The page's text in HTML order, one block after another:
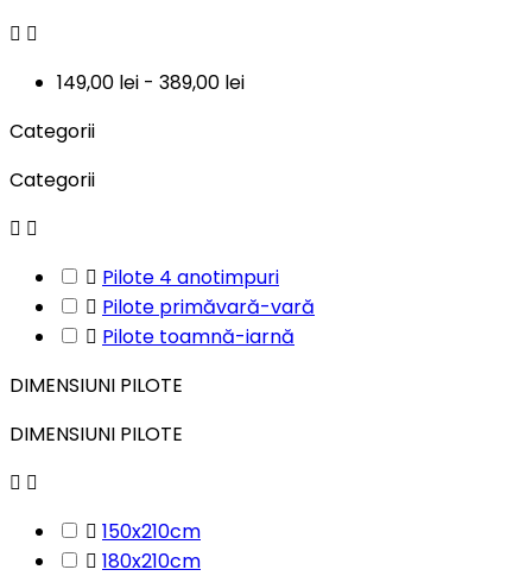
 
149,00 lei - 389,00 lei
Categorii
Categorii
 
 Pilote 4 anotimpuri
 Pilote primăvară-vară
 Pilote toamnă-iarnă
DIMENSIUNI PILOTE
DIMENSIUNI PILOTE
 
 150x210cm
 180x210cm